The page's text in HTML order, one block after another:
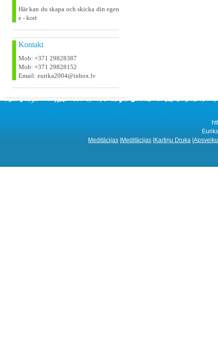
Här kan du skapa och skicka din egen
e - kort
Kontakt
Mob: +371 29828387
Mob: +371 29828152
Email: eurika2004@inbox.lv
Meditācijas Meditācijas Kartiņu Druka